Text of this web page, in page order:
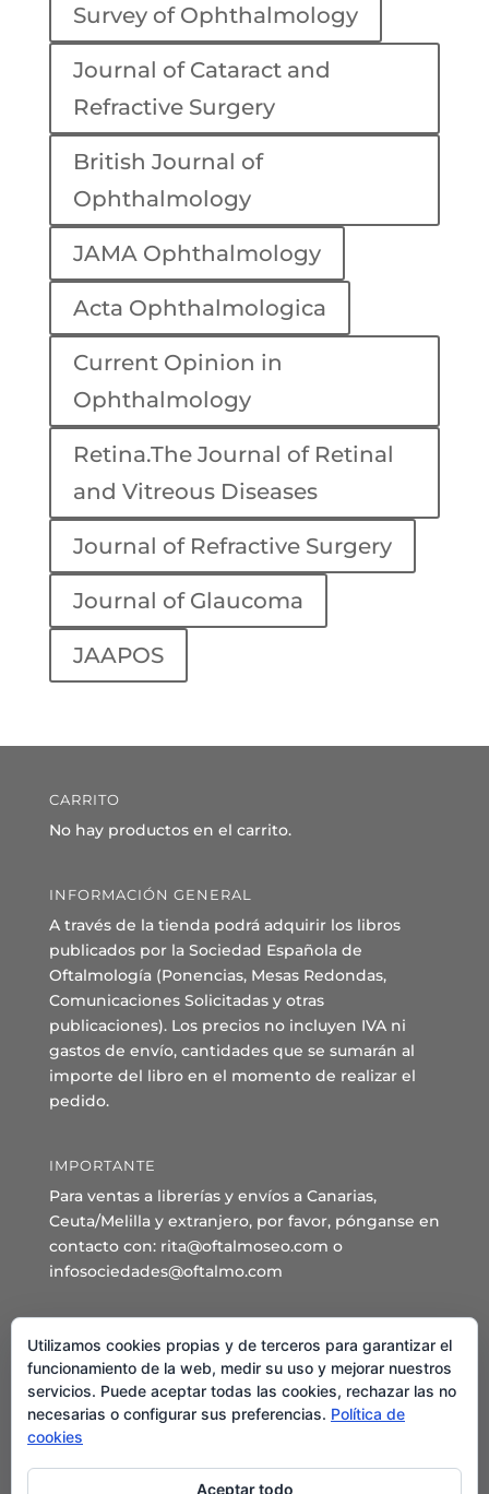
Survey of Ophthalmology
Journal of Cataract and
Refractive Surgery
British Journal of
Ophthalmology
JAMA Ophthalmology
Acta Ophthalmologica
Current Opinion in
Ophthalmology
Retina.The Journal of Retinal
and Vitreous Diseases
Journal of Refractive Surgery
Journal of Glaucoma
JAAPOS
CARRITO
No hay productos en el carrito.
INFORMACIÓN GENERAL
A través de la tienda podrá adquirir los libros
publicados por la Sociedad Española de
Oftalmología (Ponencias, Mesas Redondas,
Comunicaciones Solicitadas y otras
publicaciones). Los precios no incluyen IVA ni
gastos de envío, cantidades que se sumarán al
importe del libro en el momento de realizar el
pedido.
IMPORTANTE
Para ventas a librerías y envíos a Canarias,
Ceuta/Melilla y extranjero, por favor, pónganse en
contacto con: rita@oftalmoseo.com o
infosociedades@oftalmo.com
Sede Administrativa y Secretaría General
C/ Arcipreste de Hita 14 – 1º Derecha.
28015 – Madrid
Teléfono: 91 544 80 35 - 91 544 58 79
Mail:
Utilizamos cookies propias y de terceros para garantizar el
funcionamiento de la web, medir su uso y mejorar nuestros
servicios. Puede aceptar todas las cookies, rechazar las no
necesarias o configurar sus preferencias. Política de
cookies
Aceptar todo